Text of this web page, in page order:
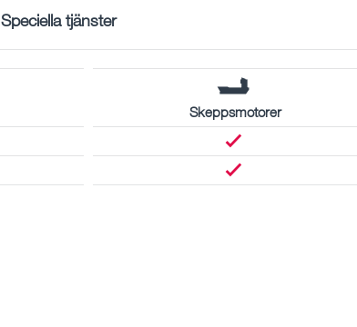
Speciella tjänster
Skeppsmotorer